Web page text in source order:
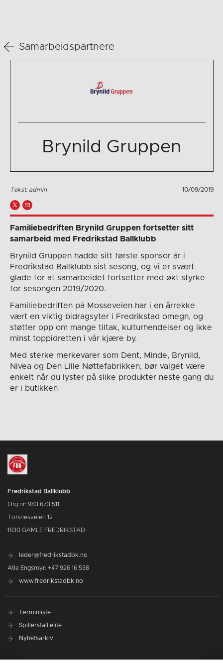
Samarbeidspartnere
Brynild Gruppen
Tekst: admin 10/09/2019
Familiebedriften Brynild Gruppen fortsetter sitt
samarbeid med Fredrikstad Ballklubb
Brynild Gruppen hadde sitt første sponsor år i
Fredrikstad Ballklubb sist sesong, og vi er svært
glade for at samarbeidet fortsetter med økt styrke
for sesongen 2019/2020.
Familiebedriften på Mosseveien har i en årrekke
vært en viktig bidragsyter i Fredrikstad omegn, og
støtter opp om mange tiltak, kulturhendelser og ikke
minst toppidretten i vår kjære by.
Med sterke merkevarer som Dent, Minde, Brynild,
Nivea og Den Lille Nøttefabrikken, bør valget være
enkelt når du lyster på slike produkter neste gang du
er i butikken
Fredrikstad Ballklubb
Org nr: 983 673 511
Torsnesveien 12
1630 GAMLE FREDRIKSTAD
leder@fredrikstadbk.no
Atle Engsmyr: +47 926 16 538
www.fredrikstadbk.no
Terminliste
Spillerstall elite
Nyhetsarkiv